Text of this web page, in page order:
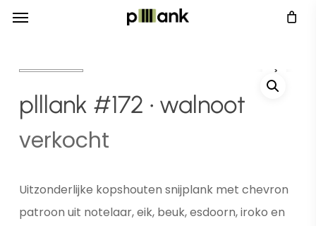
SkipMenu
plllank #172 • walnoot
verkocht
Uitzonderlijke kopshouten snijplank met chevron
patroon uit notelaar, eik, beuk, esdoorn, iroko en
Menu